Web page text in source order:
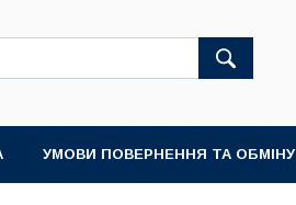
УМОВИ ПОВЕРНЕННЯ ТА ОБМІНУ